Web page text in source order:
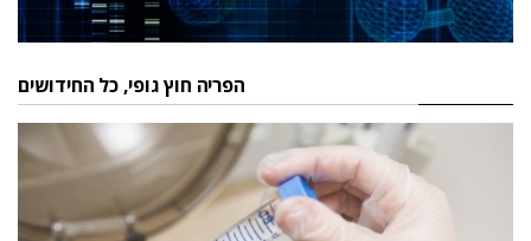
הפריה חוץ גופי, כל החידושים